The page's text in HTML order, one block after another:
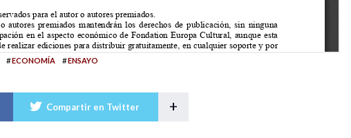
#ECONOMÍA #ENSAYO
Compartir en Twitter +